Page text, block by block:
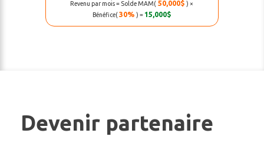
Revenu par mois = Solde MAM( 50,000$) ×
Bénéfice(30%) = 15,000$
Devenir partenaire